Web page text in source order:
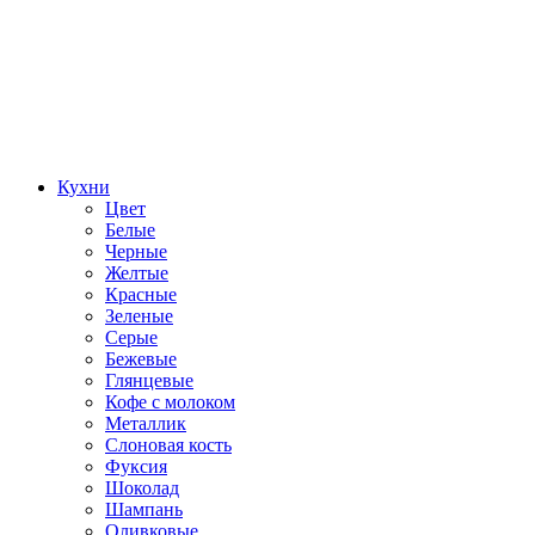
Кухни
Цвет
Белые
Черные
Желтые
Красные
Зеленые
Серые
Бежевые
Глянцевые
Кофе с молоком
Металлик
Слоновая кость
Фуксия
Шоколад
Шампань
Оливковые